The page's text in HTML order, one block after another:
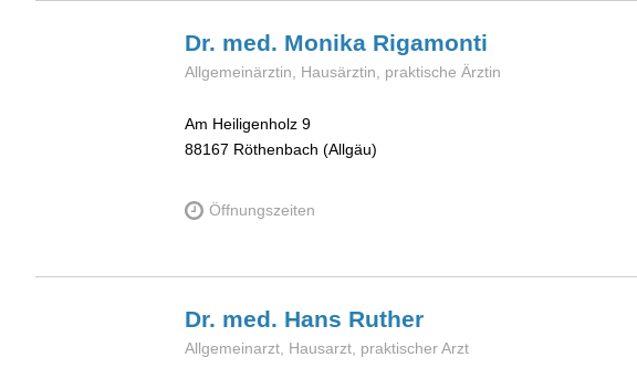
Dr. med. Monika Rigamonti
Allgemeinärztin, Hausärztin, praktische Ärztin
Am Heiligenholz 9
88167 Röthenbach (Allgäu)
Öffnungszeiten
Dr. med. Hans Ruther
Allgemeinarzt, Hausarzt, praktischer Arzt